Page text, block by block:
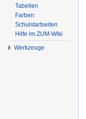
Tabellen
Farben
Schulstartseiten
Hilfe im ZUM-Wiki
Werkzeuge